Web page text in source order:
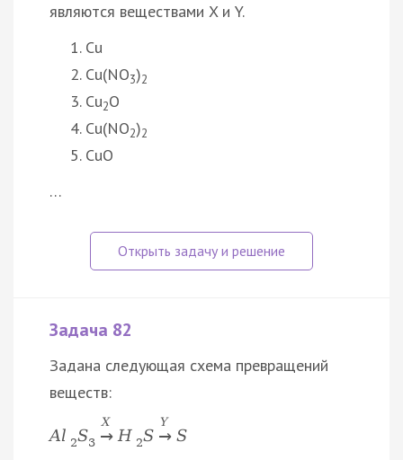
являются веществами X и Y.
Cu
Cu(NO3)2
Cu2O
Cu(NO2)2
CuO
…
Задача 82
Задана следующая схема превращений
веществ:
Al 2S3
X
→ H 2S
Y
→ S